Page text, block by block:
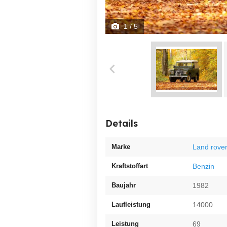
1/ 5
Details
Marke Land rover
Kraftstoffart Benzin
Baujahr 1982
Laufleistung 14000
Leistung 69